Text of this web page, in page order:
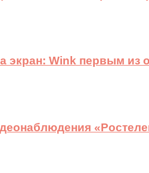
экран: Wink первым из